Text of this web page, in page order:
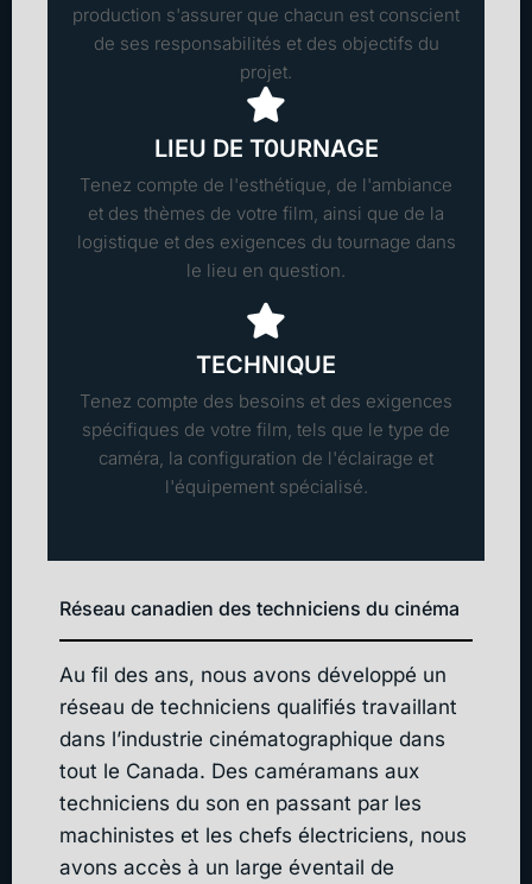
production s'assurer que chacun est conscient
de ses responsabilités et des objectifs du
projet.
LIEU DE T0URNAGE
Tenez compte de l'esthétique, de l'ambiance
et des thèmes de votre film, ainsi que de la
logistique et des exigences du tournage dans
le lieu en question.
TECHNIQUE
Tenez compte des besoins et des exigences
spécifiques de votre film, tels que le type de
caméra, la configuration de l'éclairage et
l'équipement spécialisé.
Réseau canadien des techniciens du cinéma
Au fil des ans, nous avons développé un
réseau de techniciens qualifiés travaillant
dans l’industrie cinématographique dans
tout le Canada. Des caméramans aux
techniciens du son en passant par les
machinistes et les chefs électriciens, nous
avons accès à un large éventail de